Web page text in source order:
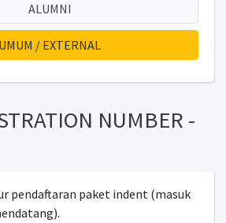
ALUMNI
UMUM / EXTERNAL
NUMBER -
pendaftaran paket indent (masuk